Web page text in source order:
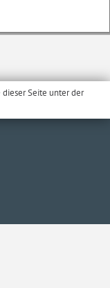
Seite unter der